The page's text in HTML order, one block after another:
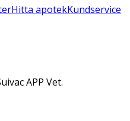
Hitta apotekKundservice
APP Vet.